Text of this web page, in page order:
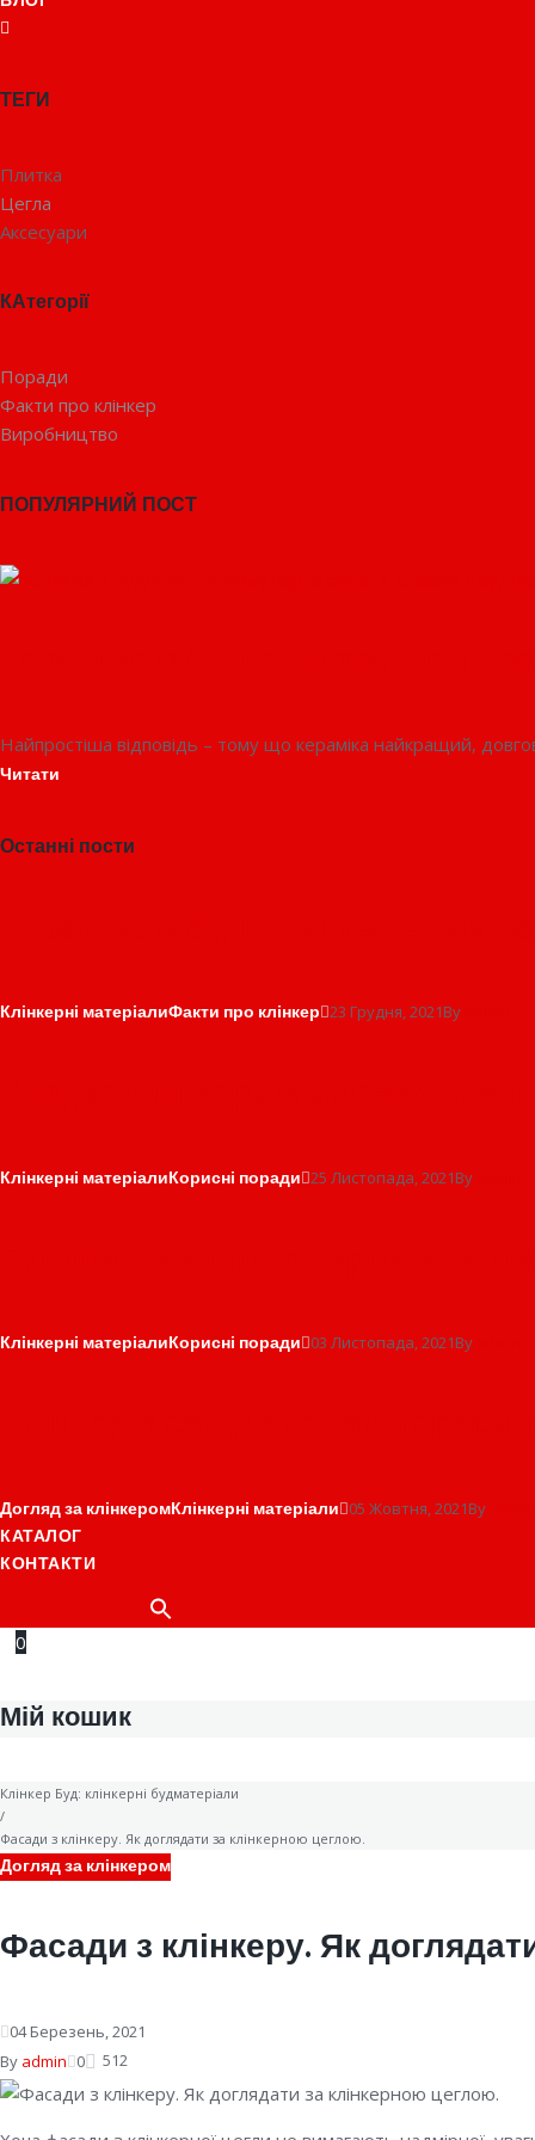
ТЕГИ
Плитка
Цегла
Аксесуари
КАтегорії
Поради
Факти про клінкер
Виробництво
ПОПУЛЯРНИЙ ПОСТ
Найпростіша відповідь – тому що кераміка найкращий,
Читати
Останні пости
Клінкерні матеріалиФакти про клінкер 23 Грудня, 2021By
Клінкерні матеріалиКорисні поради 25 Листопада, 2021By
Клінкерні матеріалиКорисні поради 03 Листопада, 2021By
Догляд за клінкеромКлінкерні матеріали 05 Жовтня, 2021By
КАТАЛОГ
КОНТАКТИ
0
Мій кошик
Клінкер Буд: клінкерні будматеріали
/
Фасади з клінкеру. Як доглядати за клінкерною цеглою.
Догляд за клінкером
Фасади з клінкеру. Як
04Березень , 2021
By admin 0 512